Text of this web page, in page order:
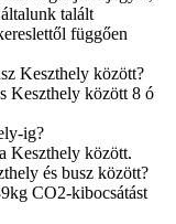
talált
függően
Keszthely között?
Keszthely között 8 ó
ig?
Keszthely között.
és busz között?
CO2-kibocsátást